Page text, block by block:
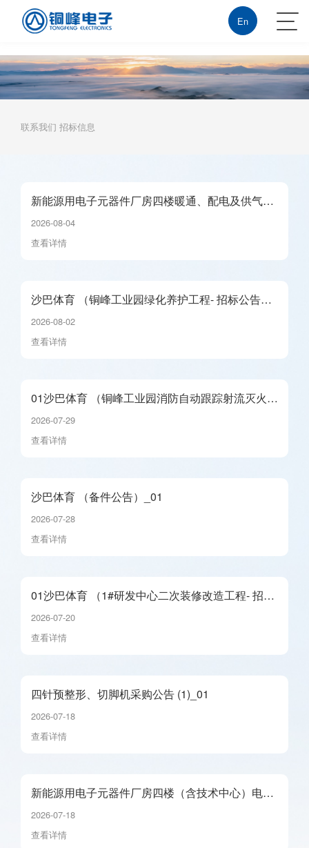
沙巴体育
En
联系我们 招标信息
新能源用电子元器件厂房四楼暖通、配电及供气系
统安装招标公告_01
2026-08-04
查看详情
沙巴体育 （铜峰工业园绿化养护工程- 招标公告）
_01
2026-08-02
查看详情
01沙巴体育 （铜峰工业园消防自动跟踪射流灭火系
统维修工程- 招标公告）_01
2026-07-29
查看详情
沙巴体育 （备件公告）_01
2026-07-28
查看详情
01沙巴体育 （1#研发中心二次装修改造工程- 招标
公告）_01
2026-07-20
查看详情
四针预整形、切脚机采购公告 (1)_01
2026-07-18
查看详情
新能源用电子元器件厂房四楼（含技术中心）电缆
及桥架采购公告_01
2026-07-18
查看详情